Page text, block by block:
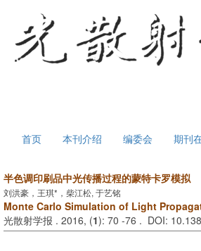
首页 本刊介绍 编委会 期刊
半色调印刷品中光传播过程的蒙特卡罗模拟
刘洪豪，王琪*，柴江松, 于艺铭
Monte Carlo Simulation of Light
光散射学报 . 2016, (1): 70 -76 . DOI: